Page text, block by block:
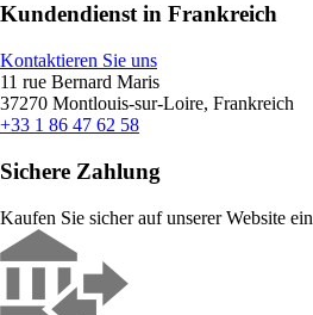
Kundendienst in Frankreich
Kontaktieren Sie uns
11 rue Bernard Maris
37270 Montlouis-sur-Loire, Frankreich
+33 1 86 47 62 58
Sichere Zahlung
Kaufen Sie sicher auf unserer Website ein